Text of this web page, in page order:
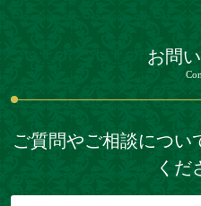
お問
ご質問やご相談につい
くだ